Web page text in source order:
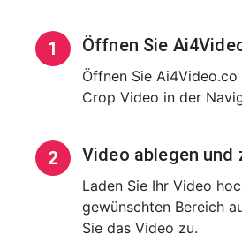
1 Öffnen Sie
Öffnen Sie
Crop Video in der
2 Video ablegen und
Laden Sie Ihr Video
gewünschten Bereich
Sie das Video zu.